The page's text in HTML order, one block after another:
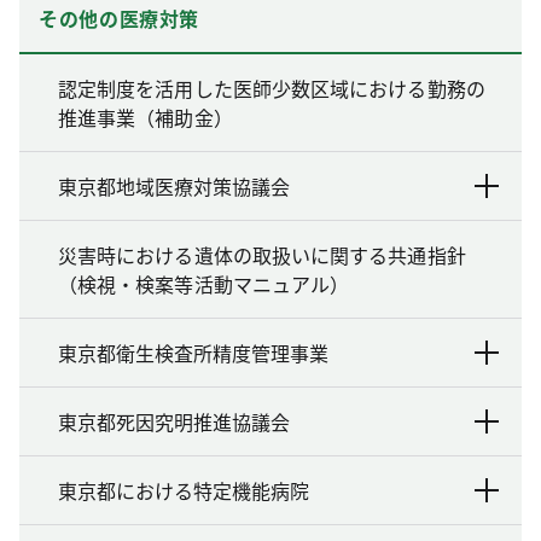
その他の医療対策
認定制度を活用した医師少数区域における勤務の
推進事業（補助金）
東京都地域医療対策協議会
災害時における遺体の取扱いに関する共通指針
（検視・検案等活動マニュアル）
東京都衛生検査所精度管理事業
東京都死因究明推進協議会
東京都における特定機能病院